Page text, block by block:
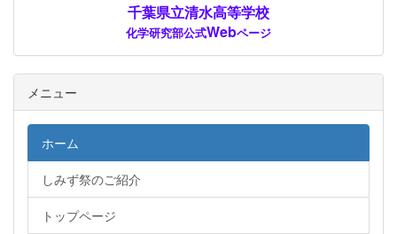
千葉県立清水高等学校
化学研究部公式Webページ
メニュー
ホーム
しみず祭のご紹介
トップページ